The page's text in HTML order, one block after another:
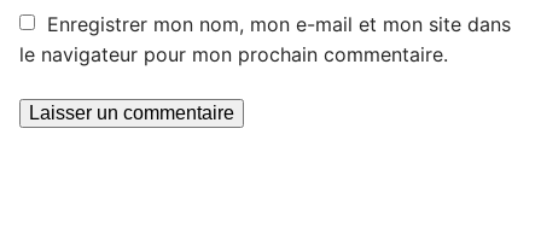
Enregistrer mon nom, mon e-mail et mon site dans
le navigateur pour mon prochain commentaire.